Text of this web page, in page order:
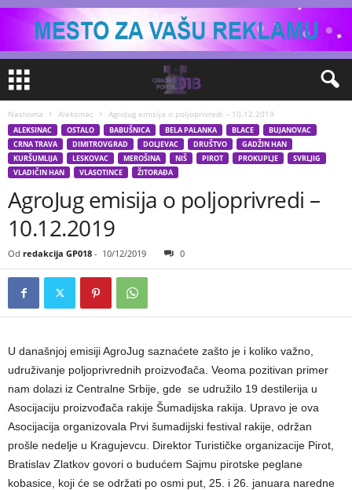
Naslovna Aleksinac AgroJug emisija o poljoprivredi – 10.12.2019
ALEKSINAC OSTALO BABUŠNICA BELA PALANKA BLACE
BUJANOVAC
CRNA TRAVA
DIMITROVGRAD DOLJEVAC DRUŠTVO
GADŽIN HAN
KURŠUMLIJA
LESKOVAC MEROŠINA NIŠ PIROT PROKUPLJE
SVRLJIG
VLADIČIN HAN
VLASOTINCE ŽITORAĐA
AgroJug emisija o poljoprivredi –
10.12.2019
Od redakcija GP018 - 10/12/2019 0
U današnjoj emisiji AgroJug saznaćete zašto je i koliko važno,
udruživanje poljoprivrednih proizvođača. Veoma pozitivan primer
nam dolazi iz Centralne Srbije, gde se udružilo 19 destilerija u
Asocijaciju proizvođača rakije Šumadijska rakija. Upravo je ova
Asocijacija organizovala Prvi šumadijski festival rakije, održan
prošle nedelje u Kragujevcu. Direktor Turističke organizacije Pirot,
Bratislav Zlatkov govori o budućem Sajmu pirotske peglane
kobasice, koji će se održati po osmi put, 25. i 26. januara naredne